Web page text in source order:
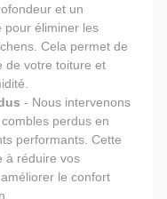
et un
pour éliminer les
Cela permet de
de votre toiture et
- Nous intervenons
perdus en
performants. Cette
à réduire vos
le confort